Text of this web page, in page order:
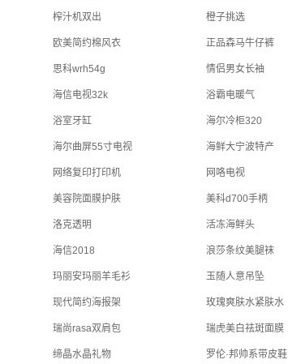
榨汁机双出 橙子挑选
欧美简约棉风衣 正品森马牛仔裤
思科wrh54g 情侣男女长袖
海信电视32k 浴霸电暖气
浴室牙缸 海尔冷柜320
海尔曲屏55寸电视 海鲜大宁波特产
网络复印打印机 网咯电视
美容院面膜护肤 美科d700手柄
洛克透明 活冻海鲜头
海信2018 浪莎条纹美腿袜
玛丽安玛丽羊毛衫 玉随人意吊坠
现代简约海报架 玫瑰爽肤水紧肤水
瑞尚rasa双肩包 瑞虎美白祛斑面膜
缔晶水晶礼物 罗伦·邦帅系带皮鞋